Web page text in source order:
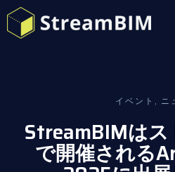
イベント , ニ
StreamBIMは
で開催される